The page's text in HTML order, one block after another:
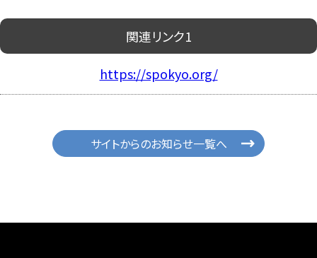
関連リンク1
https://spokyo.org/
サイトからのお知らせ一覧へ